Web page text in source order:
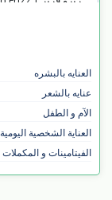
ماتريسكين / MATRISKIN
يوسيرين / EUCERIN
URIAGE / يورايج
موستيلا / MUSTELA
العنايه بالبشره
عنايه بالشعر
الآم و الطفل
العناية الشخصية اليومية
الفيتامينات و المكملات